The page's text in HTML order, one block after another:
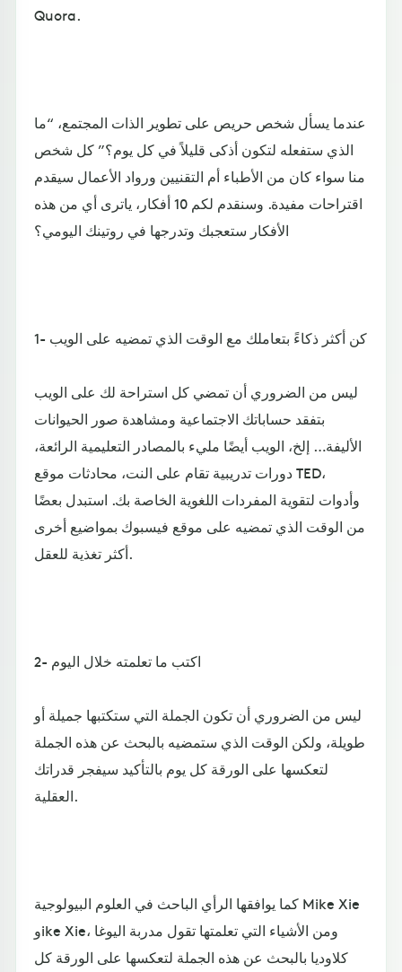
Quora.
عندما يسأل شخص حريص على تطوير الذات المجتمع، “ما
الذي ستفعله لتكون أذكى قليلاً في كل يوم؟” كل شخص
منا سواء كان من الأطباء أم التقنيين ورواد الأعمال سيقدم
اقتراحات مفيدة. وسنقدم لكم 10 أفكار، ياترى أي من هذه
الأفكار ستعجبك وتدرجها في روتينك اليومي؟
1- كن أكثر ذكاءً بتعاملك مع الوقت الذي تمضيه على الويب
ليس من الضروري أن تمضي كل استراحة لك على الويب
بتفقد حساباتك الاجتماعية ومشاهدة صور الحيوانات
الأليفة… إلخ، الويب أيضًا مليء بالمصادر التعليمية الرائعة،
دورات تدريبية تقام على النت، محادثات موقع TED،
وأدوات لتقوية المفردات اللغوية الخاصة بك. استبدل بعضًا
من الوقت الذي تمضيه على موقع فيسبوك بمواضيع أخرى
أكثر تغذية للعقل.
2- اكتب ما تعلمته خلال اليوم
ليس من الضروري أن تكون الجملة التي ستكتبها جميلة أو
طويلة، ولكن الوقت الذي ستمضيه بالبحث عن هذه الجملة
لتعكسها على الورقة كل يوم بالتأكيد سيفجر قدراتك
العقلية.
كما يوافقها الرأي الباحث في العلوم البيولوجية Mike Xie
وike Xie، ومن الأشياء التي تعلمتها تقول مدربة اليوغا
كلاوديا بالبحث عن هذه الجملة لتعكسها على الورقة كل